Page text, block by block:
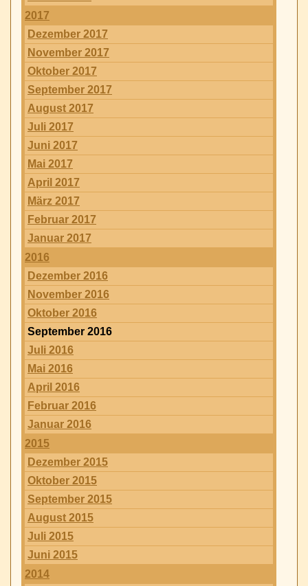
2017
Dezember 2017
November 2017
Oktober 2017
September 2017
August 2017
Juli 2017
Juni 2017
Mai 2017
April 2017
März 2017
Februar 2017
Januar 2017
2016
Dezember 2016
November 2016
Oktober 2016
September 2016
Juli 2016
Mai 2016
April 2016
Februar 2016
Januar 2016
2015
Dezember 2015
Oktober 2015
September 2015
August 2015
Juli 2015
Juni 2015
2014